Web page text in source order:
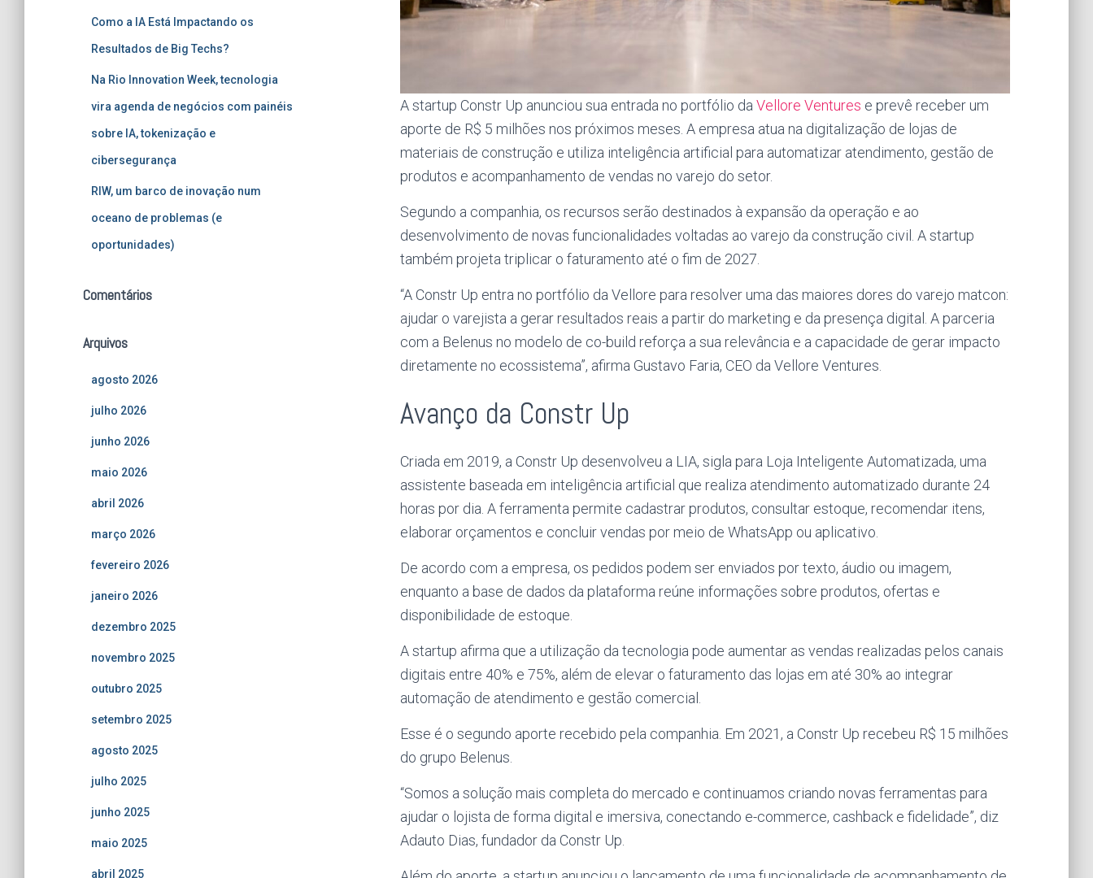
Como a IA Está Impactando os
Resultados de Big Techs?
Na Rio Innovation Week, tecnologia
vira agenda de negócios com painéis
sobre IA, tokenização e
cibersegurança
RIW, um barco de inovação num
oceano de problemas (e
oportunidades)
Comentários
Arquivos
agosto 2026
julho 2026
junho 2026
maio 2026
abril 2026
março 2026
fevereiro 2026
janeiro 2026
dezembro 2025
novembro 2025
outubro 2025
setembro 2025
agosto 2025
julho 2025
junho 2025
maio 2025
abril 2025
A startup Constr Up anunciou sua entrada no portfólio da Vellore Ventures e prevê receber um
aporte de R$ 5 milhões nos próximos meses. A empresa atua na digitalização de lojas de
materiais de construção e utiliza inteligência artificial para automatizar atendimento, gestão de
produtos e acompanhamento de vendas no varejo do setor.
Segundo a companhia, os recursos serão destinados à expansão da operação e ao
desenvolvimento de novas funcionalidades voltadas ao varejo da construção civil. A startup
também projeta triplicar o faturamento até o fim de 2027.
“A Constr Up entra no portfólio da Vellore para resolver uma das maiores dores do varejo matcon:
ajudar o varejista a gerar resultados reais a partir do marketing e da presença digital. A parceria
com a Belenus no modelo de co-build reforça a sua relevância e a capacidade de gerar impacto
diretamente no ecossistema”, afirma Gustavo Faria, CEO da Vellore Ventures.
Avanço da Constr Up
Criada em 2019, a Constr Up desenvolveu a LIA, sigla para Loja Inteligente Automatizada, uma
assistente baseada em inteligência artificial que realiza atendimento automatizado durante 24
horas por dia. A ferramenta permite cadastrar produtos, consultar estoque, recomendar itens,
elaborar orçamentos e concluir vendas por meio de WhatsApp ou aplicativo.
De acordo com a empresa, os pedidos podem ser enviados por texto, áudio ou imagem,
enquanto a base de dados da plataforma reúne informações sobre produtos, ofertas e
disponibilidade de estoque.
A startup afirma que a utilização da tecnologia pode aumentar as vendas realizadas pelos canais
digitais entre 40% e 75%, além de elevar o faturamento das lojas em até 30% ao integrar
automação de atendimento e gestão comercial.
Esse é o segundo aporte recebido pela companhia. Em 2021, a Constr Up recebeu R$ 15 milhões
do grupo Belenus.
“Somos a solução mais completa do mercado e continuamos criando novas ferramentas para
ajudar o lojista de forma digital e imersiva, conectando e-commerce, cashback e fidelidade”, diz
Adauto Dias, fundador da Constr Up.